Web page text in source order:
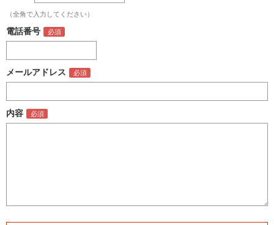
（全角で入力してください）
電話番号
メールアドレス
内容